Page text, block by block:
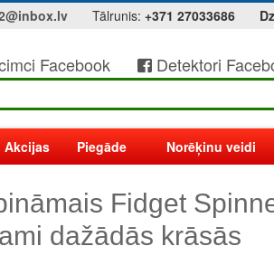
Tālrunis: +371 27033686
Facebook Detektori
Akcijas Piegāde Norēķinu veidi
Fidget
dažādās krāsās